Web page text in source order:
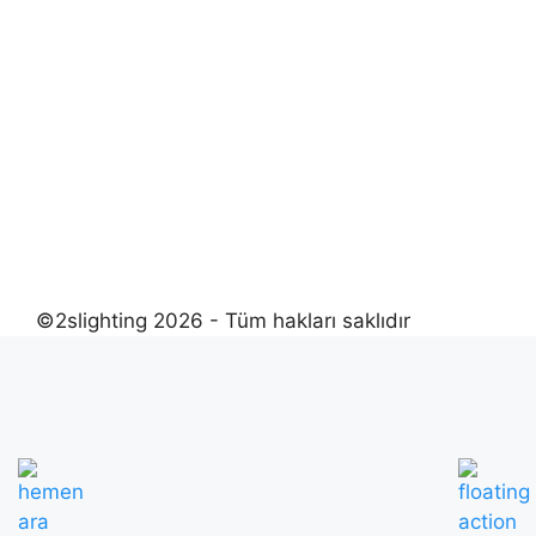
©2slighting 2026 - Tüm hakları saklıdır